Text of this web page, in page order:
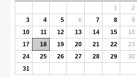
1
2
3
4 5 6 7 8
9
10
11 12 13 14 15
16
17
18 19 20 21 22
23
24
25 26 27 28 29
30
31